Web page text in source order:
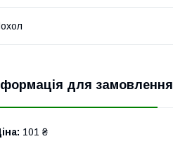
для замовлення
101 ₴